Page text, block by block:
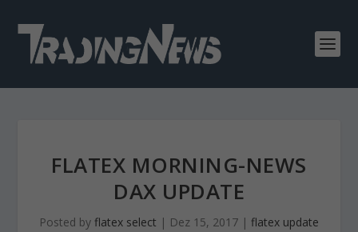
FLATEX MORNING-NEWS
DAX UPDATE
Posted by flatex select | Dez 15, 2017 | flatex update